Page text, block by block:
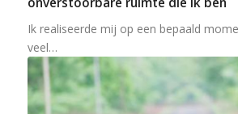
Ik realiseerde mij op een bepaald
veel…